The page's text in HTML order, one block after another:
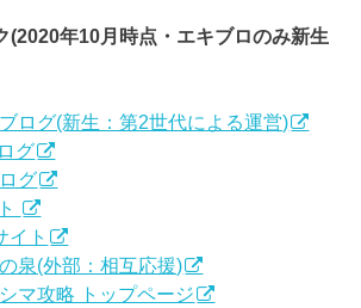
(2020年10月時点・エキブロのみ新生
ログ(新生：第2世代による運営)
グ
グ
イト
泉(外部：相互応援)
マ攻略 トップページ